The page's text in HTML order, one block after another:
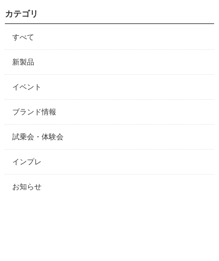
カテゴリ
すべて
新製品
イベント
ブランド情報
試乗会・体験会
インプレ
お知らせ